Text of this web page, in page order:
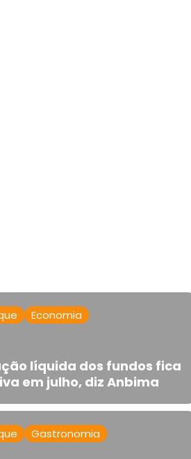
Economia
líquida dos fundos fica
em julho, diz Anbima
Gastronomia